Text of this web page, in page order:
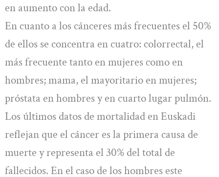
en aumento con la edad.
En cuanto a los cánceres más frecuentes el 50%
de ellos se concentra en cuatro: colorrectal, el
más frecuente tanto en mujeres como en
hombres; mama, el mayoritario en mujeres;
próstata en hombres y en cuarto lugar pulmón.
Los últimos datos de mortalidad en Euskadi
reflejan que el cáncer es la primera causa de
muerte y representa el 30% del total de
fallecidos. En el caso de los hombres este